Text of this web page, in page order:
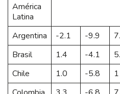
América
Latina
Argentina
-2.1 -9.9
Brasil
1.4 -4.1
Chile
1.0 -5.8